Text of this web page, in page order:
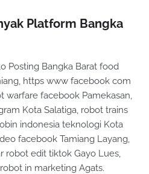
Platform Bangka
Posting Bangka Barat food
https www facebook com
warfare facebook Pamekasan,
Kota Salatiga, robot trains
indonesia teknologi Kota
facebook Tamiang Layang,
robot edit tiktok Gayo Lues,
in marketing Agats.